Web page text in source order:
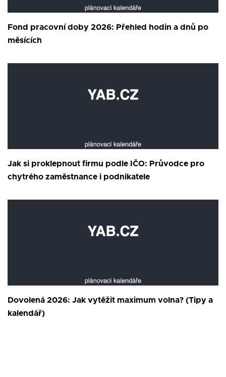
Fond pracovní doby 2026: Přehled hodin a dnů po
měsících
Jak si proklepnout firmu podle IČO: Průvodce pro
chytrého zaměstnance i podnikatele
Dovolená 2026: Jak vytěžit maximum volna? (Tipy a
kalendář)